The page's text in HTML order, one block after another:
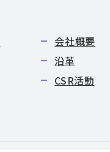
会社概要
沿革
CSR活動